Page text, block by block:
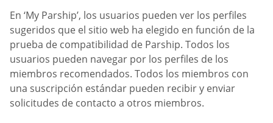
En ‘My Parship’, los usuarios pueden ver los perfiles
sugeridos que el sitio web ha elegido en función de la
prueba de compatibilidad de Parship. Todos los
usuarios pueden navegar por los perfiles de los
miembros recomendados. Todos los miembros con
una suscripción estándar pueden recibir y enviar
solicitudes de contacto a otros miembros.